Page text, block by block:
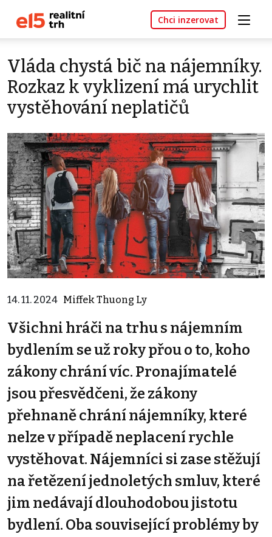
Chci inzerovat
Vláda chystá bič na nájemníky.
Rozkaz k vyklizení má urychlit
vystěhování neplatičů
14. 11. 2024 Miffek Thuong Ly
Všichni hráči na trhu s nájemním
bydlením se už roky přou o to, koho
zákony chrání víc. Pronajímatelé
jsou přesvědčeni, že zákony
přehnaně chrání nájemníky, které
nelze v případě neplacení rychle
vystěhovat. Nájemníci si zase stěžují
na řetězení jednoletých smluv, které
jim nedávají dlouhodobou jistotu
bydlení. Oba související problémy by